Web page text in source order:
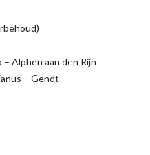
Alphen aan den Rijn
– Gendt